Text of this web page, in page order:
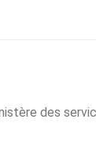
des